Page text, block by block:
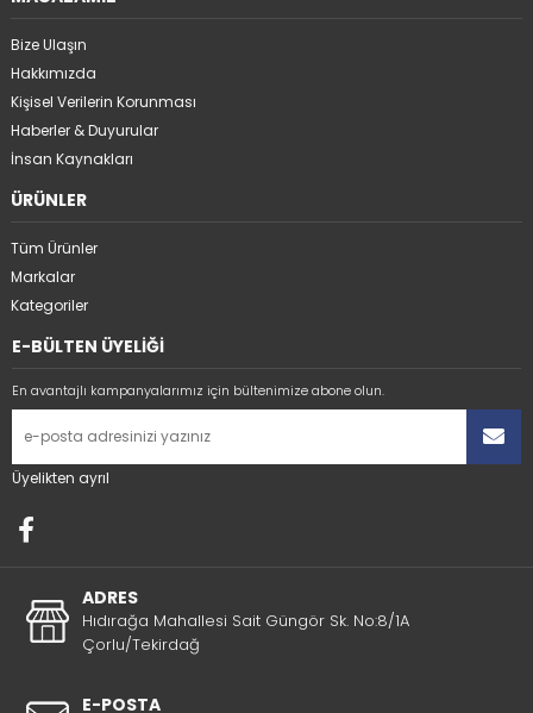
Bize Ulaşın
Hakkımızda
Kişisel Verilerin Korunması
Haberler & Duyurular
İnsan Kaynakları
ÜRÜNLER
Tüm Ürünler
Markalar
Kategoriler
E-BÜLTEN ÜYELİĞİ
En avantajlı kampanyalarımız için bültenimize abone olun.
Üyelikten ayrıl
ADRES
Hıdırağa Mahallesi Sait Güngör Sk. No:8/1A
Çorlu/Tekirdağ
E-POSTA